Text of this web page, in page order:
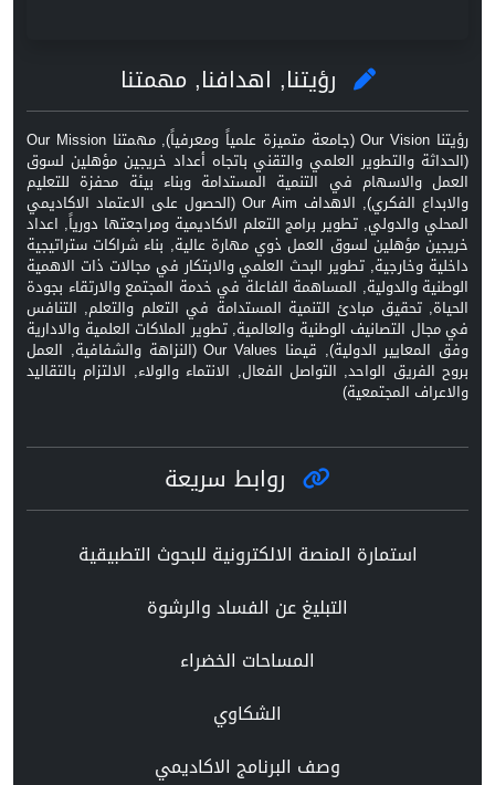
رؤيتنا, اهدافنا, مهمتنا
رؤيتنا Our Vision (جامعة متميزة علمياً ومعرفياً), مهمتنا Our Mission
(الحداثة والتطوير العلمي والتقني باتجاه أعداد خريجين مؤهلين لسوق
العمل والاسهام في التنمية المستدامة وبناء بيئة محفزة للتعليم
والابداع الفكري), الاهداف Our Aim (الحصول على الاعتماد الاكاديمي
المحلي والدولي, تطوير برامج التعلم الاكاديمية ومراجعتها دورياً, اعداد
خريجين مؤهلين لسوق العمل ذوي مهارة عالية, بناء شراكات ستراتيجية
داخلية وخارجية, تطوير البحث العلمي والابتكار في مجالات ذات الاهمية
الوطنية والدولية, المساهمة الفاعلة في خدمة المجتمع والارتقاء بجودة
الحياة, تحقيق مبادئ التنمية المستدامة في التعلم والتعلم, التنافس
في مجال التصانيف الوطنية والعالمية, تطوير الملاكات العلمية والادارية
وفق المعايير الدولية), قيمنا Our Values (النزاهة والشفافية, العمل
بروح الفريق الواحد, التواصل الفعال, الانتماء والولاء, الالتزام بالتقاليد
والاعراف المجتمعية)
روابط سريعة
استمارة المنصة الالكترونية للبحوث التطبيقية
التبليغ عن الفساد والرشوة
المساحات الخضراء
الشكاوي
وصف البرنامج الاكاديمي